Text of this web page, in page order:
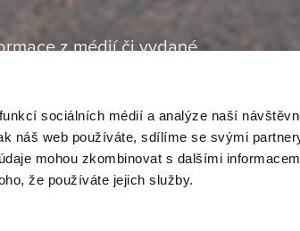
sociálních médií a analýze naší
náš web používáte, sdílíme se svými
mohou zkombinovat s dalšími
že používáte jejich služby.
z médií či vydané
přehled.